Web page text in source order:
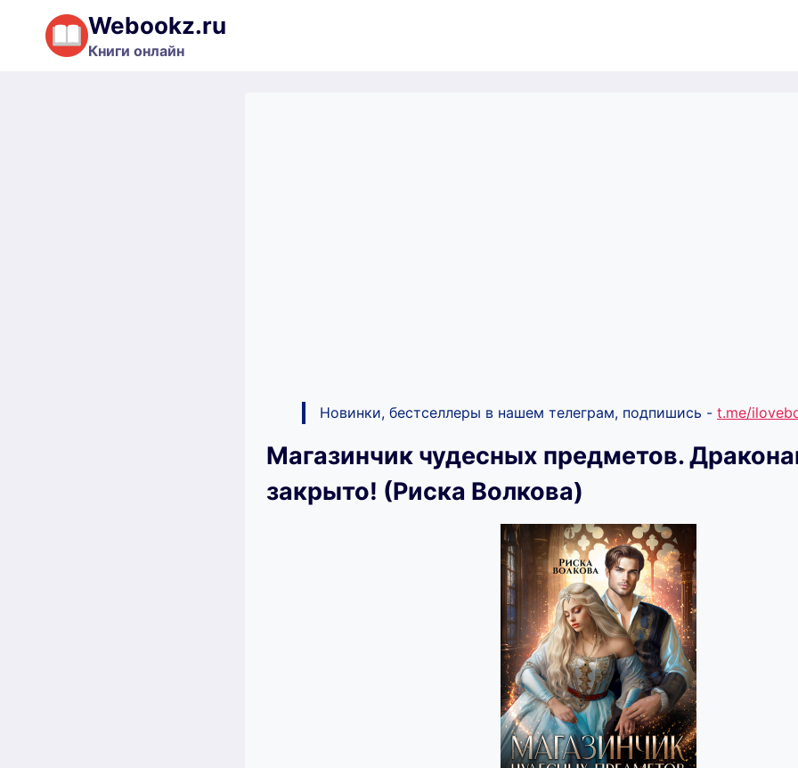
Перейти
содержимому
Webookz.ru
Книги онлайн
Новинки, бестселлеры в нашем телеграм, подпишись - t.me/
Магазинчик чудесных предметов.
закрыто! (Риска Волкова)